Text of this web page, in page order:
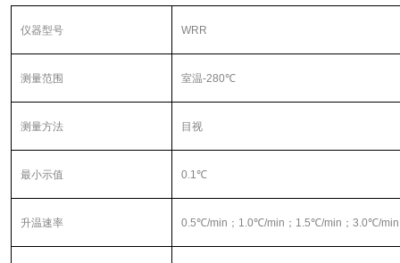
仪器型号 WRR
测量范围 室温-280℃
测量方法 目视
最小示值 0.1 ℃
升温速率 0.5℃/min ； 1.0℃/min ； 1.5℃/min ； 3.0℃/min